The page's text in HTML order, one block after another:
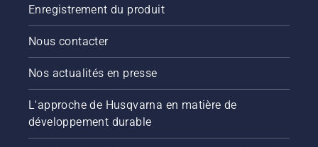
Enregistrement du produit
Nous contacter
Nos actualités en presse
L'approche de Husqvarna en matière de
développement durable